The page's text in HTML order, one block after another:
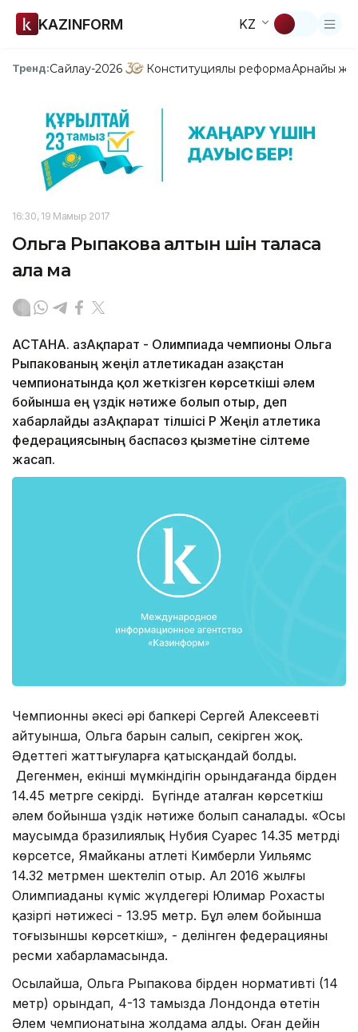
KAZINFORM KZ
Тренд:Сайлау-2026 Конституциялық реформаАрнайы
16:30, 19 Мамыр 2017
Ольга Рыпакова алтын үшін таласа
ала ма
АСТАНА. ҚазАқпарат - Олимпиада чемпионы Ольга
Рыпакованың жеңіл атлетикадан Қазақстан
чемпионатында қол жеткізген көрсеткіші әлем
бойынша ең үздік нәтиже болып отыр, деп
хабарлайды ҚазАқпарат тілшісі ҚР Жеңіл атлетика
федерациясының баспасөз қызметіне сілтеме
жасап.
Чемпионның әкесі әрі бапкері Сергей Алексеевтің
айтуынша, Ольга барын салып, секірген жоқ.
Әдеттегі жаттығуларға қатысқандай болды.
Дегенмен, екінші мүмкіндігін орындағанда бірден
14.45 метрге секірді. Бүгінде аталған көрсеткіш
әлем бойынша үздік нәтиже болып саналады. «Осы
маусымда бразилиялық Нубия Суарес 14.35 метрді
көрсетсе, Ямайканың атлеті Кимберли Уильямс
14.32 метрмен шектеліп отыр. Ал 2016 жылғы
Олимпиаданың күміс жүлдегері Юлимар Рохастың
қазіргі нәтижесі - 13.95 метр. Бұл әлем бойынша
тоғызыншы көрсеткіш», - делінген федерацияның
ресми хабарламасында.
Осылайша, Ольга Рыпакова бірден нормативті (14
метр) орындап, 4-13 тамызда Лондонда өтетін
Әлем чемпионатына жолдама алды. Оған дейін